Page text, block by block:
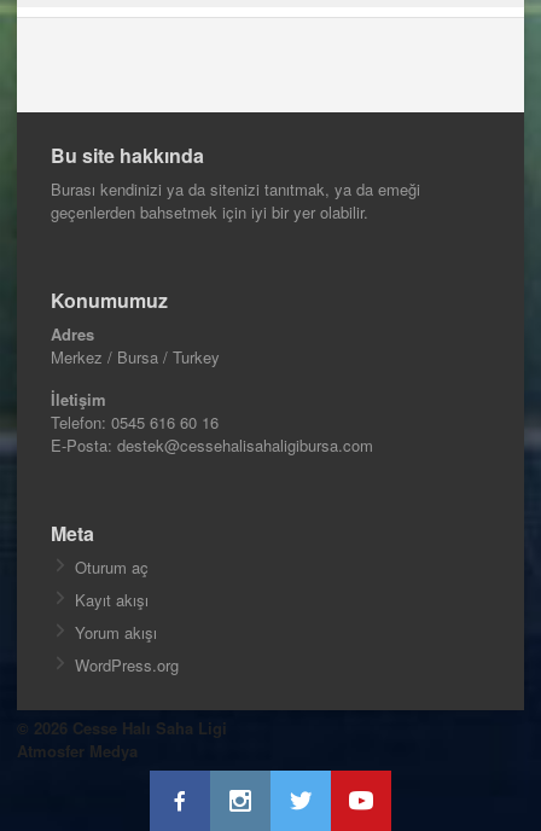
Bu site hakkında
Burası kendinizi ya da sitenizi tanıtmak, ya da emeği
geçenlerden bahsetmek için iyi bir yer olabilir.
Konumumuz
Adres
Merkez / Bursa / Turkey
İletişim
Telefon: 0545 616 60 16
E-Posta: destek@cessehalisahaligibursa.com
Meta
Oturum aç
Kayıt akışı
Yorum akışı
WordPress.org
© 2026 Cesse Halı Saha Ligi
Atmosfer Medya